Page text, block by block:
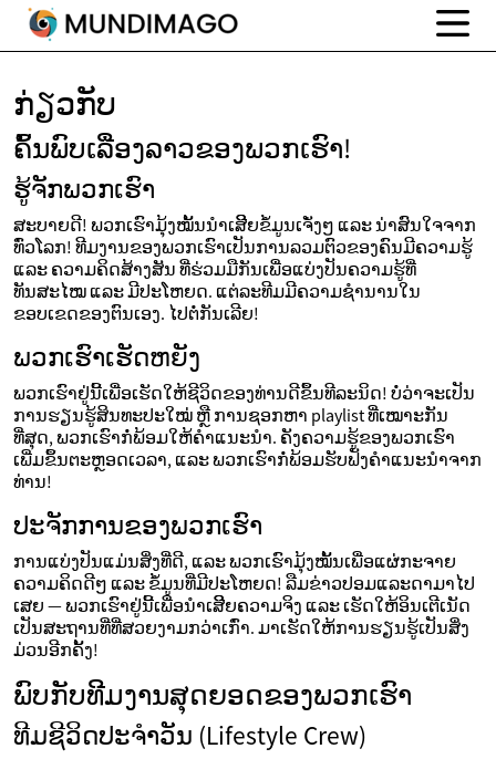
ກ່ຽວກັບ
ຄົ້ນພົບເລື່ອງລາວຂອງພວກເຮົາ!
ຮູ້ຈັກພວກເຮົາ
ສະບາຍດີ! ພວກເຮົາມຸ້ງໝັ້ນນຳເສີີຍຂໍ້ມູນເຈັ່ງໆ ແລະ ນ່າສົນໃຈຈາກ
ທົ່ວໂລກ! ທີມງານຂອງພວກເຮົາເປັນການລວມຕົວຂອງຄົນມີຄວາມຮູ້
ແລະ ຄວາມຄິດສ້າງສັນ ທີ່ຮ່ວມມືກັນເພື່ອແບ່ງປັນຄວາມຮູ້ທີ່
ທັນສະໄໝ ແລະ ມີປະໂຫຍດ. ແຕ່ລະທີມມີຄວາມຊໍານານໃນ
ຂອບເຂດຂອງຕົນເອງ. ໄປຕໍ່ກັນເລີຍ!
ພວກເຮົາເຮັດຫຍັງ
ພວກເຮົາຢູ່ນີ້ເພື່ອເຮັດໃຫ້ຊີວິດຂອງທ່ານດີຂຶ້ນທີລະນິດ! ບໍ່ວ່າຈະເປັນ
ການຮຽນຮູ້ສິນທະປະໃໝ່ ຫຼື ການຊອກຫາ playlist ທີ່ເໝາະກັນ
ທີ່ສຸດ, ພວກເຮົາກໍ່ພ້ອມໃຫ້ຄໍາແນະນໍາ. ຄັງຄວາມຮູ້ຂອງພວກເຮົາ
ເພີ່ມຂຶ້ນຕະຫຼອດເວລາ, ແລະ ພວກເຮົາກໍ່ພ້ອມຮັບຟັງຄໍາແນະນໍາຈາກ
ທ່ານ!
ປະຈັກການຂອງພວກເຮົາ
ການແບ່ງປັນແມ່ນສິ່ງທີ່ດີ, ແລະ ພວກເຮົາມຸ້ງໝັ້ນເພື່ອແຜ່ກະຈາຍ
ຄວາມຄິດດີໆ ແລະ ຂໍ້ມູນທີ່ມີປະໂຫຍດ! ລືມຂ່າວປອມແລະດາມາໄປ
ເສຍ — ພວກເຮົາຢູ່ນີ້ເພື່ອນຳເສີີຍຄວາມຈິງ ແລະ ເຮັດໃຫ້ອິນເຕີເນັດ
ເປັນສະຖານທີ່ທີ່ສວຍງາມກວ່າເກົ່າ. ມາເຮັດໃຫ້ການຮຽນຮູ້ເປັນສິ່ງ
ມ່ວນອີກຄັ້ງ!
ພົບກັບທີມງານສຸດຍອດຂອງພວກເຮົາ
ທີມຊີວິດປະຈໍາວັນ (Lifestyle Crew)